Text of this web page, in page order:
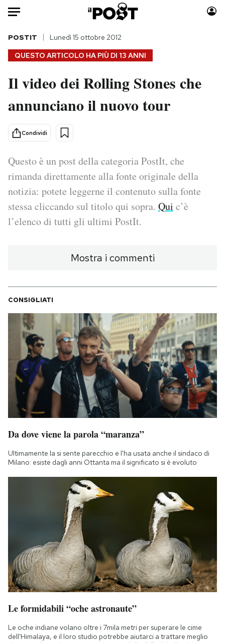
Auto
HOME
Italia
Politica
Tecnologia
Internet
Scienza
Cultura
Moda
Consumismi
Media
Europa
I MIEI PREFERITI
SHOP
CALENDARIO
AREA PERSONALE
Area Personale
Notifiche mobile
Hai bisogno di aiuto?
QUESTO ARTICOLO HA PIÙ DI 13 ANNI
POSTIT Lunedì 15 ottobre 2012
Il video dei Rolling Stones che
annunciano il nuovo tour
Condividi
Questo è un post della categoria PostIt, che
rimanda direttamente alla fonte originale della
notizia: potete leggerne il contenuto sulla fonte
stessa cliccando sul titolo qui sopra. Qui c’è
l’elenco di tutti gli ultimi PostIt.
Mostra i commenti
CONSIGLIATI
Da dove viene la parola “maranza”
Ultimamente la si sente parecchio e l'ha usata anche il sindaco di
Milano: esiste dagli anni Ottanta ma il significato si è evoluto
Le formidabili “oche astronaute”
Le oche indiane volano oltre i 7mila metri per superare le cime
dell'Himalaya, e il loro studio potrebbe aiutarci a trattare meglio